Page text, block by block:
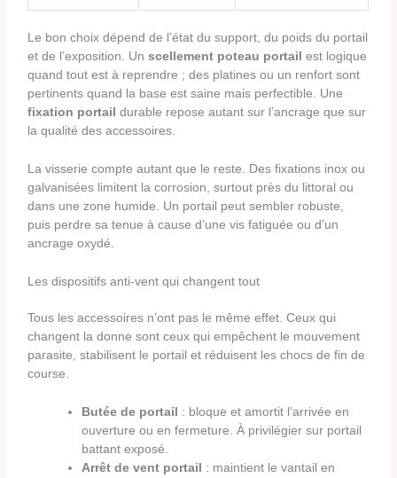
Le bon choix dépend de l’état du support, du poids du portail
et de l’exposition. Unscellement poteau portail est logique
quand tout est à reprendre ; des platines ou un renfort sont
pertinents quand la base est saine mais perfectible. Une
fixation portail durable repose autant sur l’ancrage que sur
la qualité des accessoires.
La visserie compte autant que le reste. Des fixations inox ou
galvanisées limitent la corrosion, surtout près du littoral ou
dans une zone humide. Un portail peut sembler robuste,
puis perdre sa tenue à cause d’une vis fatiguée ou d’un
ancrage oxydé.
Les dispositifs anti-vent qui changent tout
Tous les accessoires n’ont pas le même effet. Ceux qui
changent la donne sont ceux qui empêchent le mouvement
parasite, stabilisent le portail et réduisent les chocs de fin de
course.
Butée de portail
: bloque et amortit l’arrivée en
ouverture ou en fermeture. À privilégier sur portail
battant exposé.
Arrêt de vent portail
: maintient le vantail en